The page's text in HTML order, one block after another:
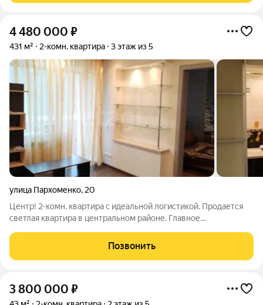
4 480 000 ₽
431 м² 2-комн. квартира 3 этаж из 5
улица Пархоменко, 20
Центр! 2-комн. квартира с идеальной логистикой. Продается
светлая квартира в центральном районе. Главное
ежедневно. Рядом всё необходимое для комфортной жизни:
Позвонить
3 800 000 ₽